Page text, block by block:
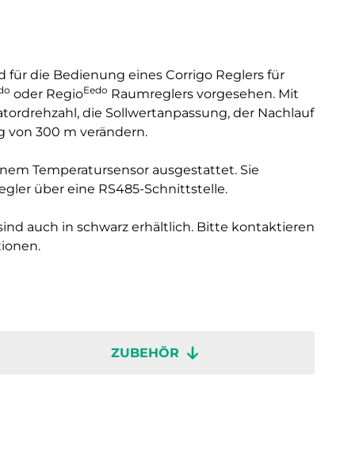
des Bildes.
für die Bedienung eines Corrigo Reglers für
oder RegioEedo Raumreglers vorgesehen. Mit
die Sollwertanpassung, der Nachlauf
von 300 m verändern.
Temperatursensor ausgestattet. Sie
über eine RS485-Schnittstelle.
auch in schwarz erhältlich. Bitte kontaktieren
ZUBEHÖR